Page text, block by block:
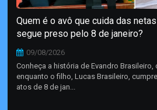
Quem é o avô que cuida das
segue preso pelo 8 de janeiro?
09/08/2026
Conheça a história de Evandro
enquanto o filho, Lucas Brasileiro,
atos de 8 de jan...